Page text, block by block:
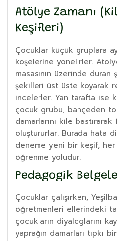
Atölye Zamanı
Keşifleri)
Çocuklar küçük gruplara
köşelerine yönelirler.
masasının üzerinde
şekilleri üst üste koyarak
incelerler. Yan tarafta ise
çocuk grubu, bahçeden
damarlarını kile
oluştururlar. Burada hata
deneme yeni bir keşif,
öğrenme yoludur.
Pedagogik
Çocuklar çalışırken,
öğretmenleri ellerindeki
çocukların diyaloglarını
yaprağın damarları tıpkı